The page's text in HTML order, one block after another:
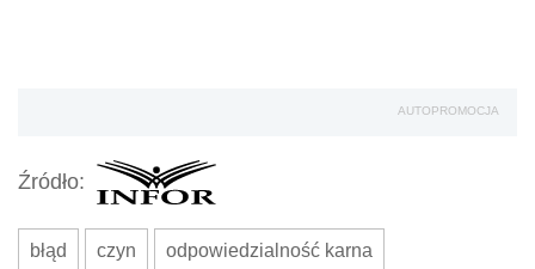
AUTOPROMOCJA
Źródło:
błąd czyn odpowiedzialność karna